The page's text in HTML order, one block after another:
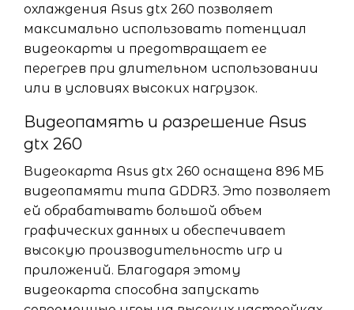
охлаждения Asus gtx 260 позволяет
максимально использовать потенциал
видеокарты и предотвращает ее
перегрев при длительном использовании
или в условиях высоких нагрузок.
Видеопамять и разрешение Asus
gtx 260
Видеокарта Asus gtx 260 оснащена 896 МБ
видеопамяти типа GDDR3. Это позволяет
ей обрабатывать большой объем
графических данных и обеспечивает
высокую производительность игр и
приложений. Благодаря этому
видеокарта способна запускать